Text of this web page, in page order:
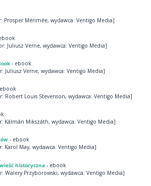
Prosper Mérimée, wydawca: Ventigo Media]
Juliusz Verne, wydawca: Ventigo Media]
- ebook
Juliusz Verne, wydawca: Ventigo Media]
Robert Louis Stevenson, wydawca: Ventigo Media]
Kálmán Mikszáth, wydawca: Ventigo Media]
- ebook
Karol May, wydawca: Ventigo Media]
historyczna - ebook
Walery Przyborowski, wydawca: Ventigo Media]